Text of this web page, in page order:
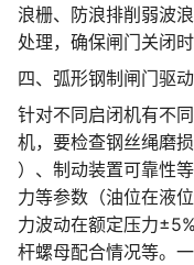
浪栅、防浪排削弱波
处理，确保闸门关闭
四、弧形钢制闸门驱
针对不同启闭机有不
机，要检查钢丝绳磨
）、制动装置可靠性
力等参数（油位在
力波动在额定压力
杆螺母配合情况等。